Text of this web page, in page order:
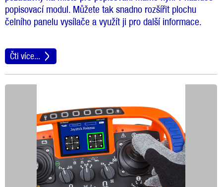
popisovací modul. Můžete tak snadno rozšířit plochu
čelního panelu vysílače a využít ji pro další informace.
Čti více...